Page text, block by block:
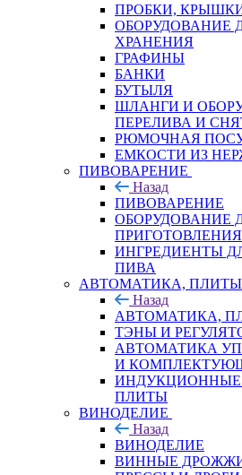
ПРОБКИ,
ОБОРУДОВАНИЕ
ХРАНЕНИЯ
ГРАФИНЫ
БАНКИ
БУТЫЛЯ
ШЛАНГИ И
ПЕРЕЛИВА И
РЮМОЧНАЯ
ЕМКОСТИ ИЗ
ПИВОВАРЕНИЕ
Назад
ПИВОВАРЕНИЕ
ОБОРУДОВАНИЕ
ИНГPЕДИЕНТЫ
ПИВА
АВТОМАТИКА,
Назад
АВТОМАТИКА,
ТЭНЫ И
АВТОМАТИКА
И
ИНДУКЦИОННЫЕ
ПЛИТЫ
ВИНОДЕЛИЕ
Назад
ВИНОДЕЛИЕ
ВИННЫЕ